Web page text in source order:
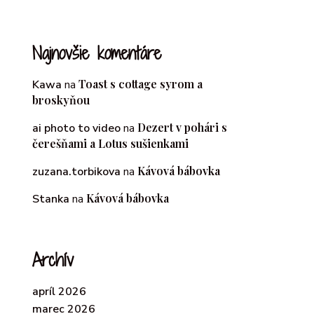
Najnovšie komentáre
Kawa na Toast s cottage syrom a
broskyňou
ai photo to videona Dezert v pohári s
čerešňami a Lotus sušienkami
zuzana.torbikova na Kávová bábovka
Stanka na Kávová bábovka
Archív
apríl 2026
marec 2026